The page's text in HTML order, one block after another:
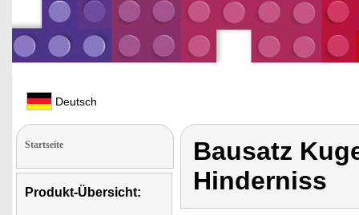
Deutsch
Startseite
Produkt-Übersicht:
Bausatz
Hinderniss